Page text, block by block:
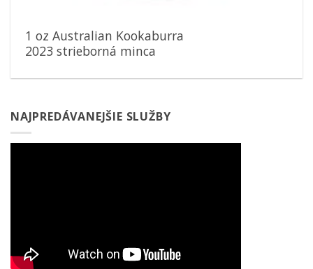
1 oz Australian Kookaburra
2023 strieborná minca
NAJPREDÁVANEJŠIE SLUŽBY